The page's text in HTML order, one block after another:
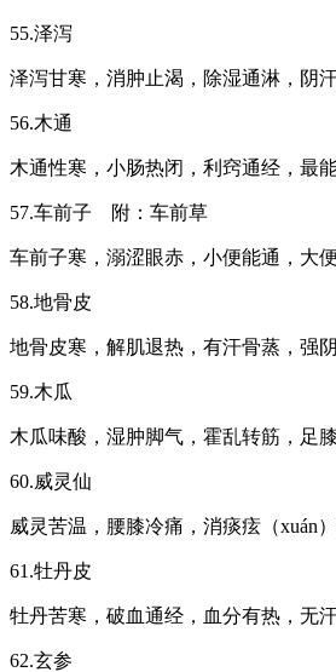
55.泽泻
泽泻甘寒，消肿止渴，除湿通淋，阴汗
56.木通
木通性寒，小肠热闭，利窍通经，最能
57.车前子 附：车前草
车前子寒，溺涩眼赤，小便能通，大便
58.地骨皮
地骨皮寒，解肌退热，有汗骨蒸，强阴
59.木瓜
木瓜味酸，湿肿脚气，霍乱转筋，足膝
60.威灵仙
威灵苦温，腰膝冷痛，消痰痃（xuán
61.牡丹皮
牡丹苦寒，破血通经，血分有热，无汗
62.玄参